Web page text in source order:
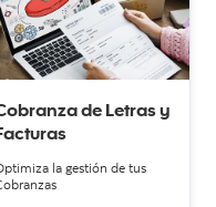
de Letras y
la gestión de tus